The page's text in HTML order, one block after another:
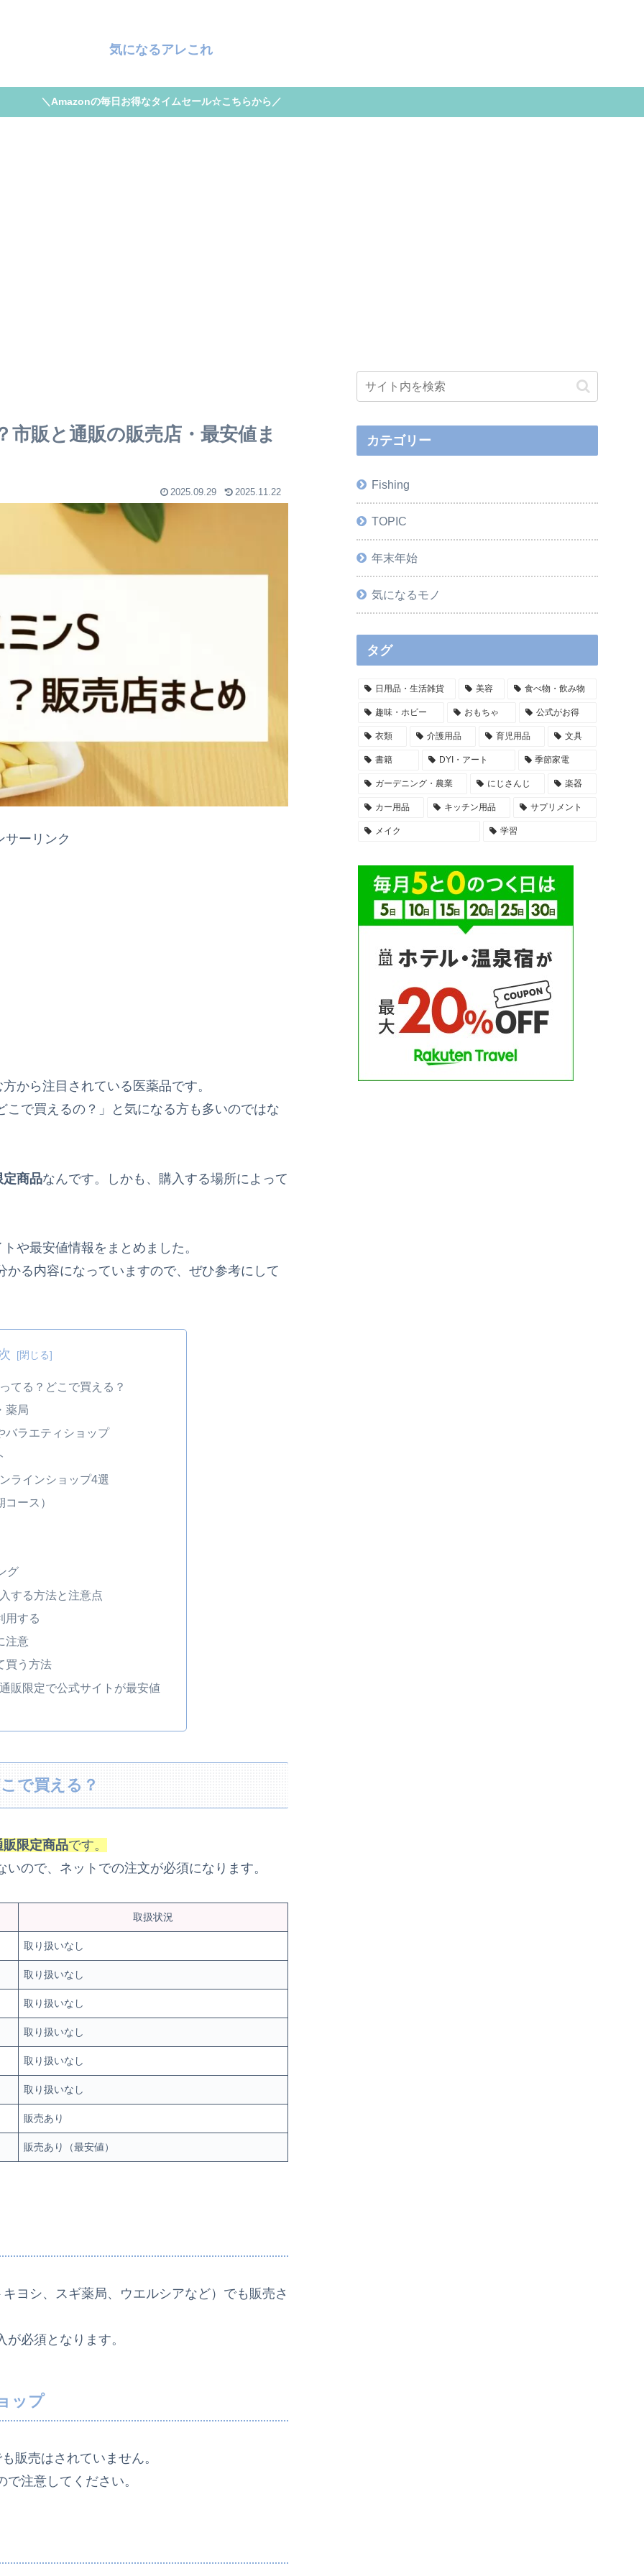
気になるアレこれ
＼Amazonの毎日お得なタイムセール☆こちらから／
販と通販の販売店・最安値ま
2025.09.29 2025.11.22
サーリンク
から注目されている医薬品です。
で買えるの？」と気になる方も多いのではな
定商品なんです。しかも、購入する場所によって
や最安値情報をまとめました。
る内容になっていますので、ぜひ参考にして
てる？どこで買える？
薬局
ラエティショップ
ラインショップ4選
ース）
グ
する方法と注意点
用する
注意
買う方法
販限定で公式サイトが最安値
で買える？
限定商品です。
ので、ネットでの注文が必須になります。
取扱状況
取り扱いなし
取り扱いなし
取り扱いなし
取り扱いなし
取り扱いなし
取り扱いなし
販売あり
販売あり（最安値）
ヨシ、スギ薬局、ウエルシアなど）でも販売さ
必須となります。
ップ
販売はされていません。
注意してください。
カテゴリー
Fishing
TOPIC
年末年始
気になるモノ
タグ
日用品・生活雑貨 美容 食べ物・飲み物
趣味・ホビー おもちゃ 公式がお得
衣類 介護用品 育児用品 文具
書籍 DYI・アート 季節家電
ガーデニング・農業 にじさんじ 楽器
カー用品 キッチン用品 サプリメント
メイク 学習